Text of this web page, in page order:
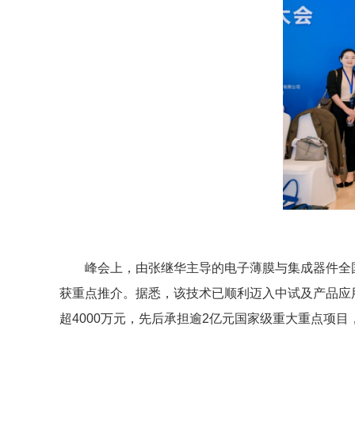
峰会上，由张继华主导的电子薄膜与集成器件
获重点推介。据悉，该技术已顺利迈入中试及产品应
超4000万元，先后承担逾2亿元国家级重大重点项